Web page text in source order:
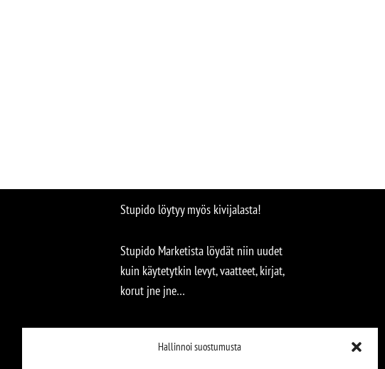
Hallinnoi suostumusta
Stupido löytyy myös kivijalasta!
Stupido Marketista löydät niin uudet
kuin käytetytkin levyt, vaatteet, kirjat,
korut jne jne…